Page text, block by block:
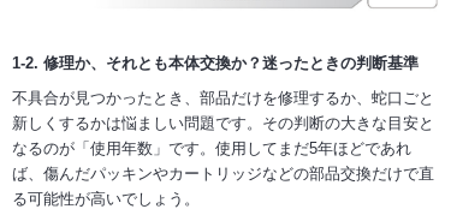
1-2. 修理か、それとも本体交換か？迷ったときの判断基準
不具合が見つかったとき、部品だけを修理するか、蛇口ごと
新しくするかは悩ましい問題です。その判断の大きな目安と
なるのが「使用年数」です。使用してまだ5年ほどであれ
ば、傷んだパッキンやカートリッジなどの部品交換だけで直
る可能性が高いでしょう。